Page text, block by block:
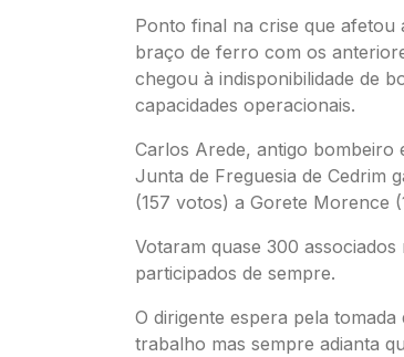
Ponto final na crise que afetou
braço de ferro com os
chegou à indisponibilidade de
capacidades operacionais.
Carlos Arede, antigo bombeiro
Junta de Freguesia de Cedrim
(157 votos) a Gorete Morence
Votaram quase 300 associados
participados de sempre.
O dirigente espera pela
trabalho mas sempre adianta